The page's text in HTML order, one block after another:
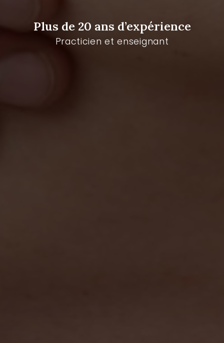
Plus de 20 ans d’expérience
Practicien et enseignant